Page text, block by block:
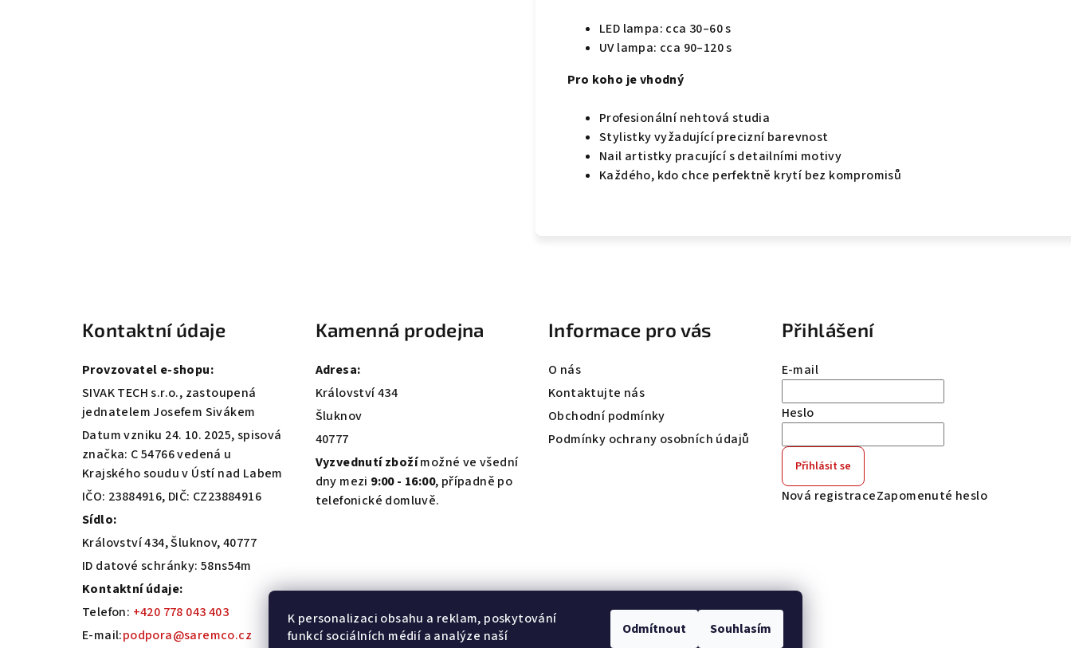
K personalizaci obsahu a reklam, poskytování
funkcí sociálních médií a analýze naší
Odmítnout Souhlasím
LED lampa: cca 30–60 s
UV lampa: cca 90–120 s
Pro koho je vhodný
Profesionální nehtová studia
Stylistky vyžadující precizní barevnost
Nail artistky pracující s detailními motivy
Každého, kdo chce perfektně krytí bez kompromisů
Kontaktní údaje
Provzovatel e-shopu:
SIVAK TECH s.r.o., zastoupená
jednatelem Josefem Sivákem
Datum vzniku 24. 10. 2025, spisová
značka: C 54766 vedená u
Krajského soudu v Ústí nad Labem
IČO: 23884916, DIČ: CZ23884916
Sídlo:
Království 434, Šluknov, 40777
ID datové schránky: 58ns54m
Kontaktní údaje:
Telefon: +420 778 043 403
E-mail:podpora@saremco.cz
Kamenná prodejna
Adresa:
Království 434
Šluknov
40777
Vyzvednutí zbožímožné ve všední
dny mezi 9:00 - 16:00, případně po
telefonické domluvě.
Informace pro vás
O nás
Kontaktujte nás
Obchodní podmínky
Podmínky ochrany osobních údajů
Přihlášení
E-mail
Heslo
Přihlásit se
Nová registraceZapomenuté heslo